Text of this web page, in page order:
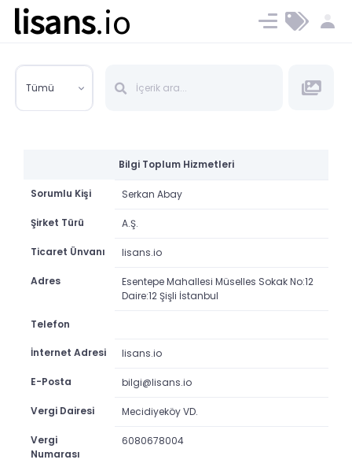
lisans.io Ücret ve Planlar
Tümü
Bilgi Toplum Hizmetleri
Sorumlu Kişi Serkan Abay
Şirket Türü A.Ş.
Ticaret Ünvanı lisans.io
Adres
Esentepe Mahallesi Müselles Sokak No:12
Daire:12 Şişli İstanbul
Telefon
İnternet Adresi lisans.io
E-Posta bilgi@lisans.io
Vergi Dairesi Mecidiyeköy VD.
Vergi
Numarası
6080678004